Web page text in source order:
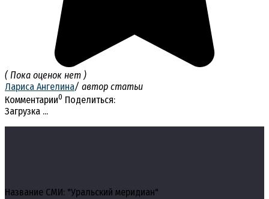
( Пока оценок нет )
Лариса Ангелина/ автор статьи
Комментарии0 Поделиться:
Загрузка ...
Название СМИ: "Уральский меридиан"